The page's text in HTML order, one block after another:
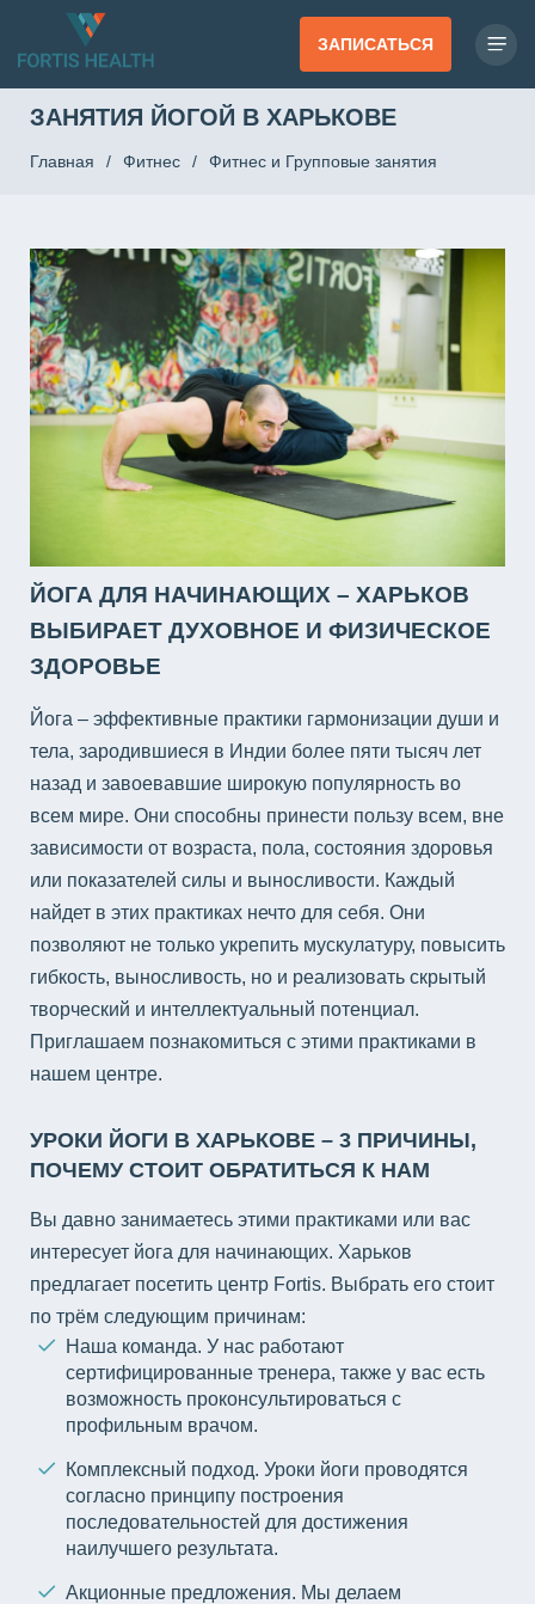
ЗАПИСАТЬСЯ
ЗАНЯТИЯ ЙОГОЙ В ХАРЬКОВЕ
Главная / Фитнес / Фитнес и Групповые занятия
ЙОГА ДЛЯ НАЧИНАЮЩИХ – ХАРЬКОВ
ВЫБИРАЕТ ДУХОВНОЕ И ФИЗИЧЕСКОЕ
ЗДОРОВЬЕ
Йога – эффективные практики гармонизации души и
тела, зародившиеся в Индии более пяти тысяч лет
назад и завоевавшие широкую популярность во
всем мире. Они способны принести пользу всем, вне
зависимости от возраста, пола, состояния здоровья
или показателей силы и выносливости. Каждый
найдет в этих практиках нечто для себя. Они
позволяют не только укрепить мускулатуру, повысить
гибкость, выносливость, но и реализовать скрытый
творческий и интеллектуальный потенциал.
Приглашаем познакомиться с этими практиками в
нашем центре.
УРОКИ ЙОГИ В ХАРЬКОВЕ – 3 ПРИЧИНЫ,
ПОЧЕМУ СТОИТ ОБРАТИТЬСЯ К НАМ
Вы давно занимаетесь этими практиками или вас
интересует йога для начинающих. Харьков
предлагает посетить центр Fortis. Выбрать его стоит
по трём следующим причинам:
Наша команда. У нас работают
сертифицированные тренера, также у вас есть
возможность проконсультироваться с
профильным врачом.
Комплексный подход. Уроки йоги проводятся
согласно принципу построения
последовательностей для достижения
наилучшего результата.
Акционные предложения. Мы делаем